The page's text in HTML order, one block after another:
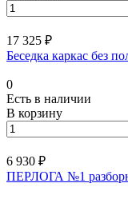
17 325 ₽
Беседка каркас без
0
Есть в наличии
В корзину
6 930 ₽
ПЕРЛОГА №1